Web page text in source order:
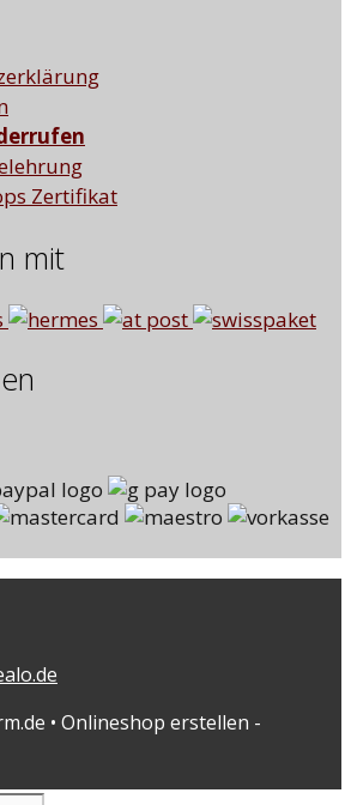
Zertifikat
mit
• Onlineshop erstellen -